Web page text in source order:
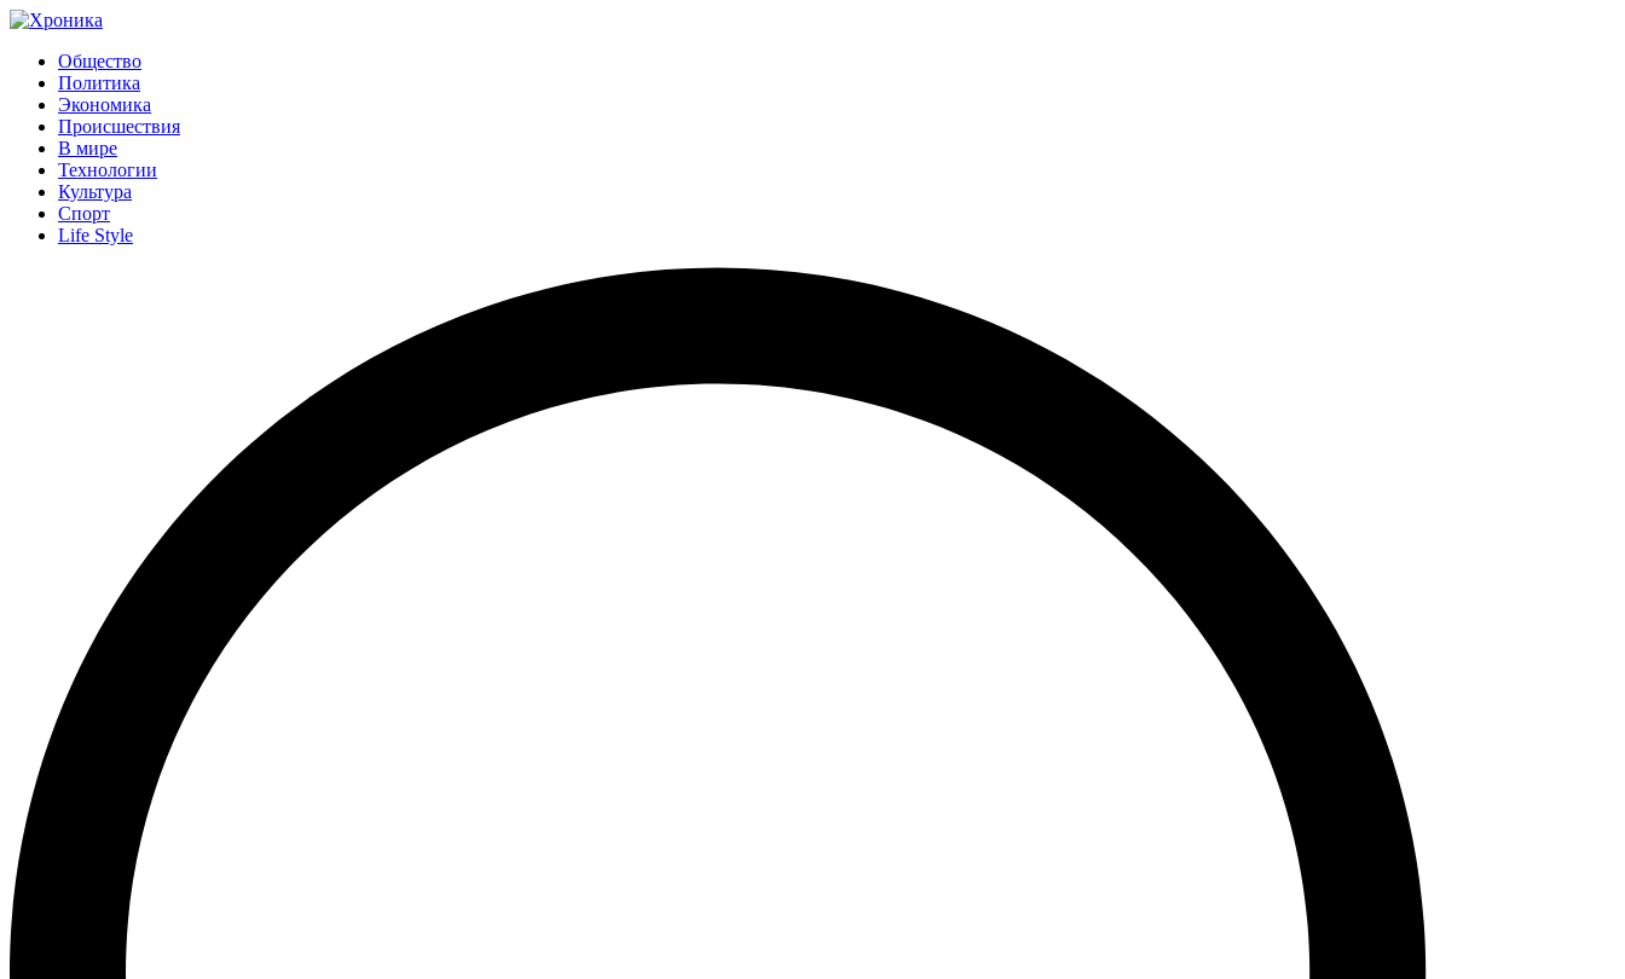
Общество
Политика
Экономика
Происшествия
В мире
Технологии
Культура
Спорт
Life Style